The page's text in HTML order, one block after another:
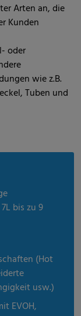
Arten an, die
Kunden
oder
wie z.B.
Tuben und
bis zu 9
(Hot
usw.)
EVOH,